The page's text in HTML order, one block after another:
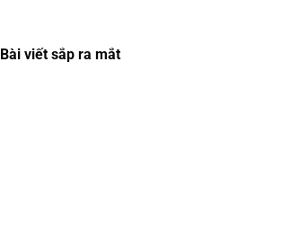
Bài viết sắp ra mắt